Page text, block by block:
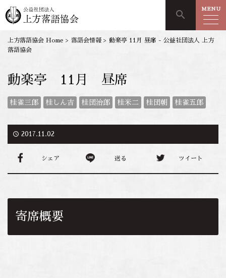
search MENU
上方落語協会 Home > 落語会情報 > 動楽亭 11月 昼席 - 公益社団法人 上方
落語協会
動楽亭 11月 昼席
桂雀三郎 桂しん吉 桂団治郎 桂米二 桂団朝 桂雀五郎
access_time 2017.11.02
シェア 送る ツイート
寄席概要